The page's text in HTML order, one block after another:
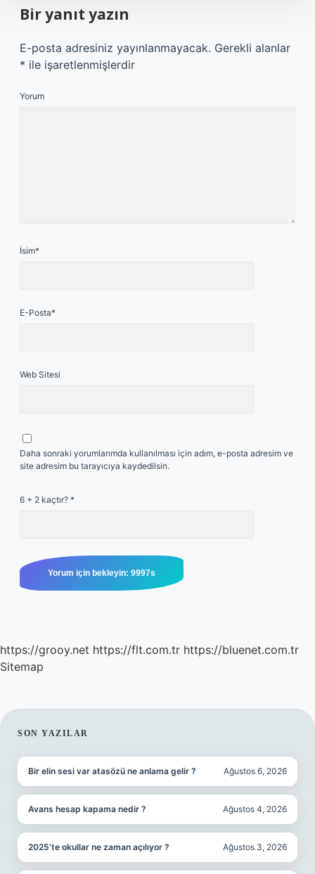
Bir yanıt yazın
E-posta adresiniz yayınlanmayacak. Gerekli alanlar
* ile işaretlenmişlerdir
Yorum
İsim*
E-Posta*
Web Sitesi
Daha sonraki yorumlarımda kullanılması için adım, e-posta adresim ve
site adresim bu tarayıcıya kaydedilsin.
6 + 2 kaçtır? *
https://grooy.net https://flt.com.tr https://bluenet.com.tr
Sitemap
SIDEBAR
SON YAZILAR
Bir elin sesi var atasözü ne anlama gelir ? Ağustos 6, 2026
Avans hesap kapama nedir ? Ağustos 4, 2026
2025’te okullar ne zaman açılıyor ? Ağustos 3, 2026